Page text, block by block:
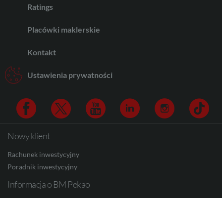
CAD
Ratings
Placówki maklerskie
Kontakt
Ustawienia prywatności
Facebook
Nowy klient
Rachunek inwestycyjny
Poradnik inwestycyjny
Informacja o BM Pekao